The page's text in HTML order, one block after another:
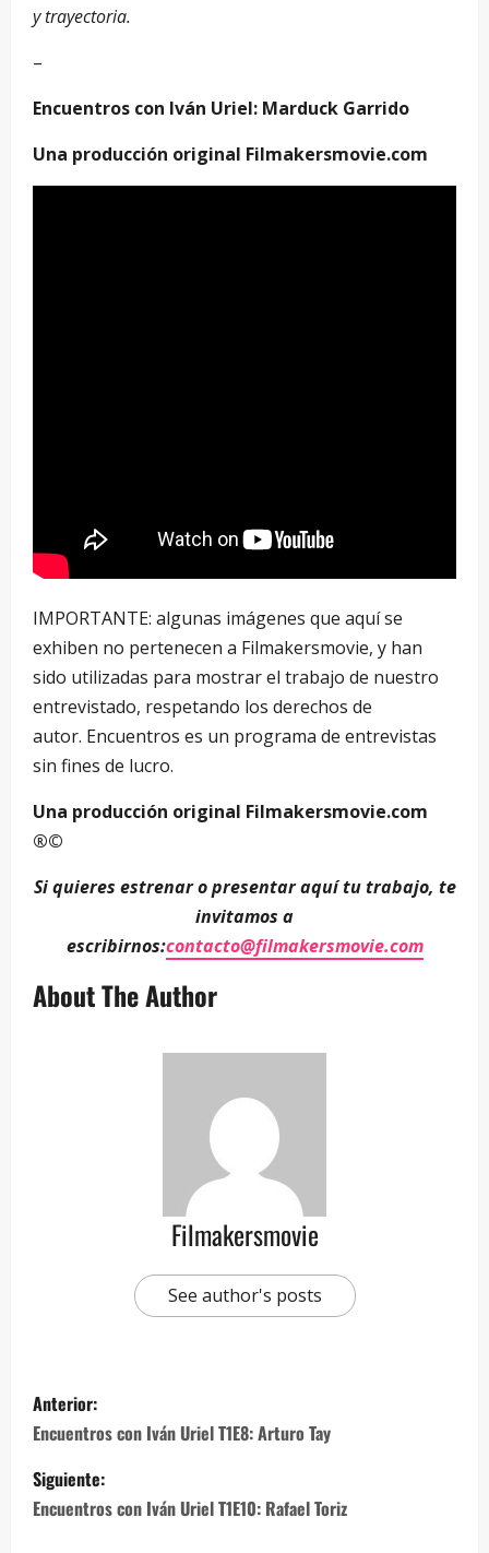
y trayectoria.
–
Encuentros con Iván Uriel: Marduck Garrido
Una producción original Filmakersmovie.com
IMPORTANTE: algunas imágenes que aquí se
exhiben no pertenecen a Filmakersmovie, y han
sido utilizadas para mostrar el trabajo de nuestro
entrevistado, respetando los derechos de
autor. Encuentros es un programa de entrevistas
sin fines de lucro.
Una producción original Filmakersmovie.com
®©
Si quieres estrenar o presentar aquí tu trabajo, te
invitamos a
escribirnos:contacto@filmakersmovie.com
About The Author
Filmakersmovie
See author's posts
Anterior:
Encuentros con Iván Uriel T1E8: Arturo Tay
Siguiente:
Encuentros con Iván Uriel T1E10: Rafael Toriz